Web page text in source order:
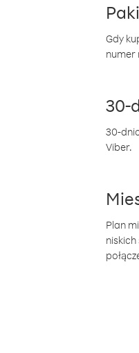
Gdy
numer
30-
30-
Viber.
Plan